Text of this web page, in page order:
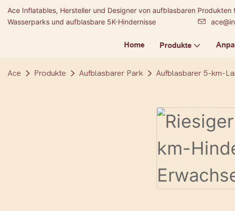
Ace Inflatables, Hersteller und Designer von aufblasbaren
Wasserparks und aufblasbare 5K-Hindernisse
Home Produkte
Ace Produkte Aufblasbarer Park Aufblasbarer 5-km-